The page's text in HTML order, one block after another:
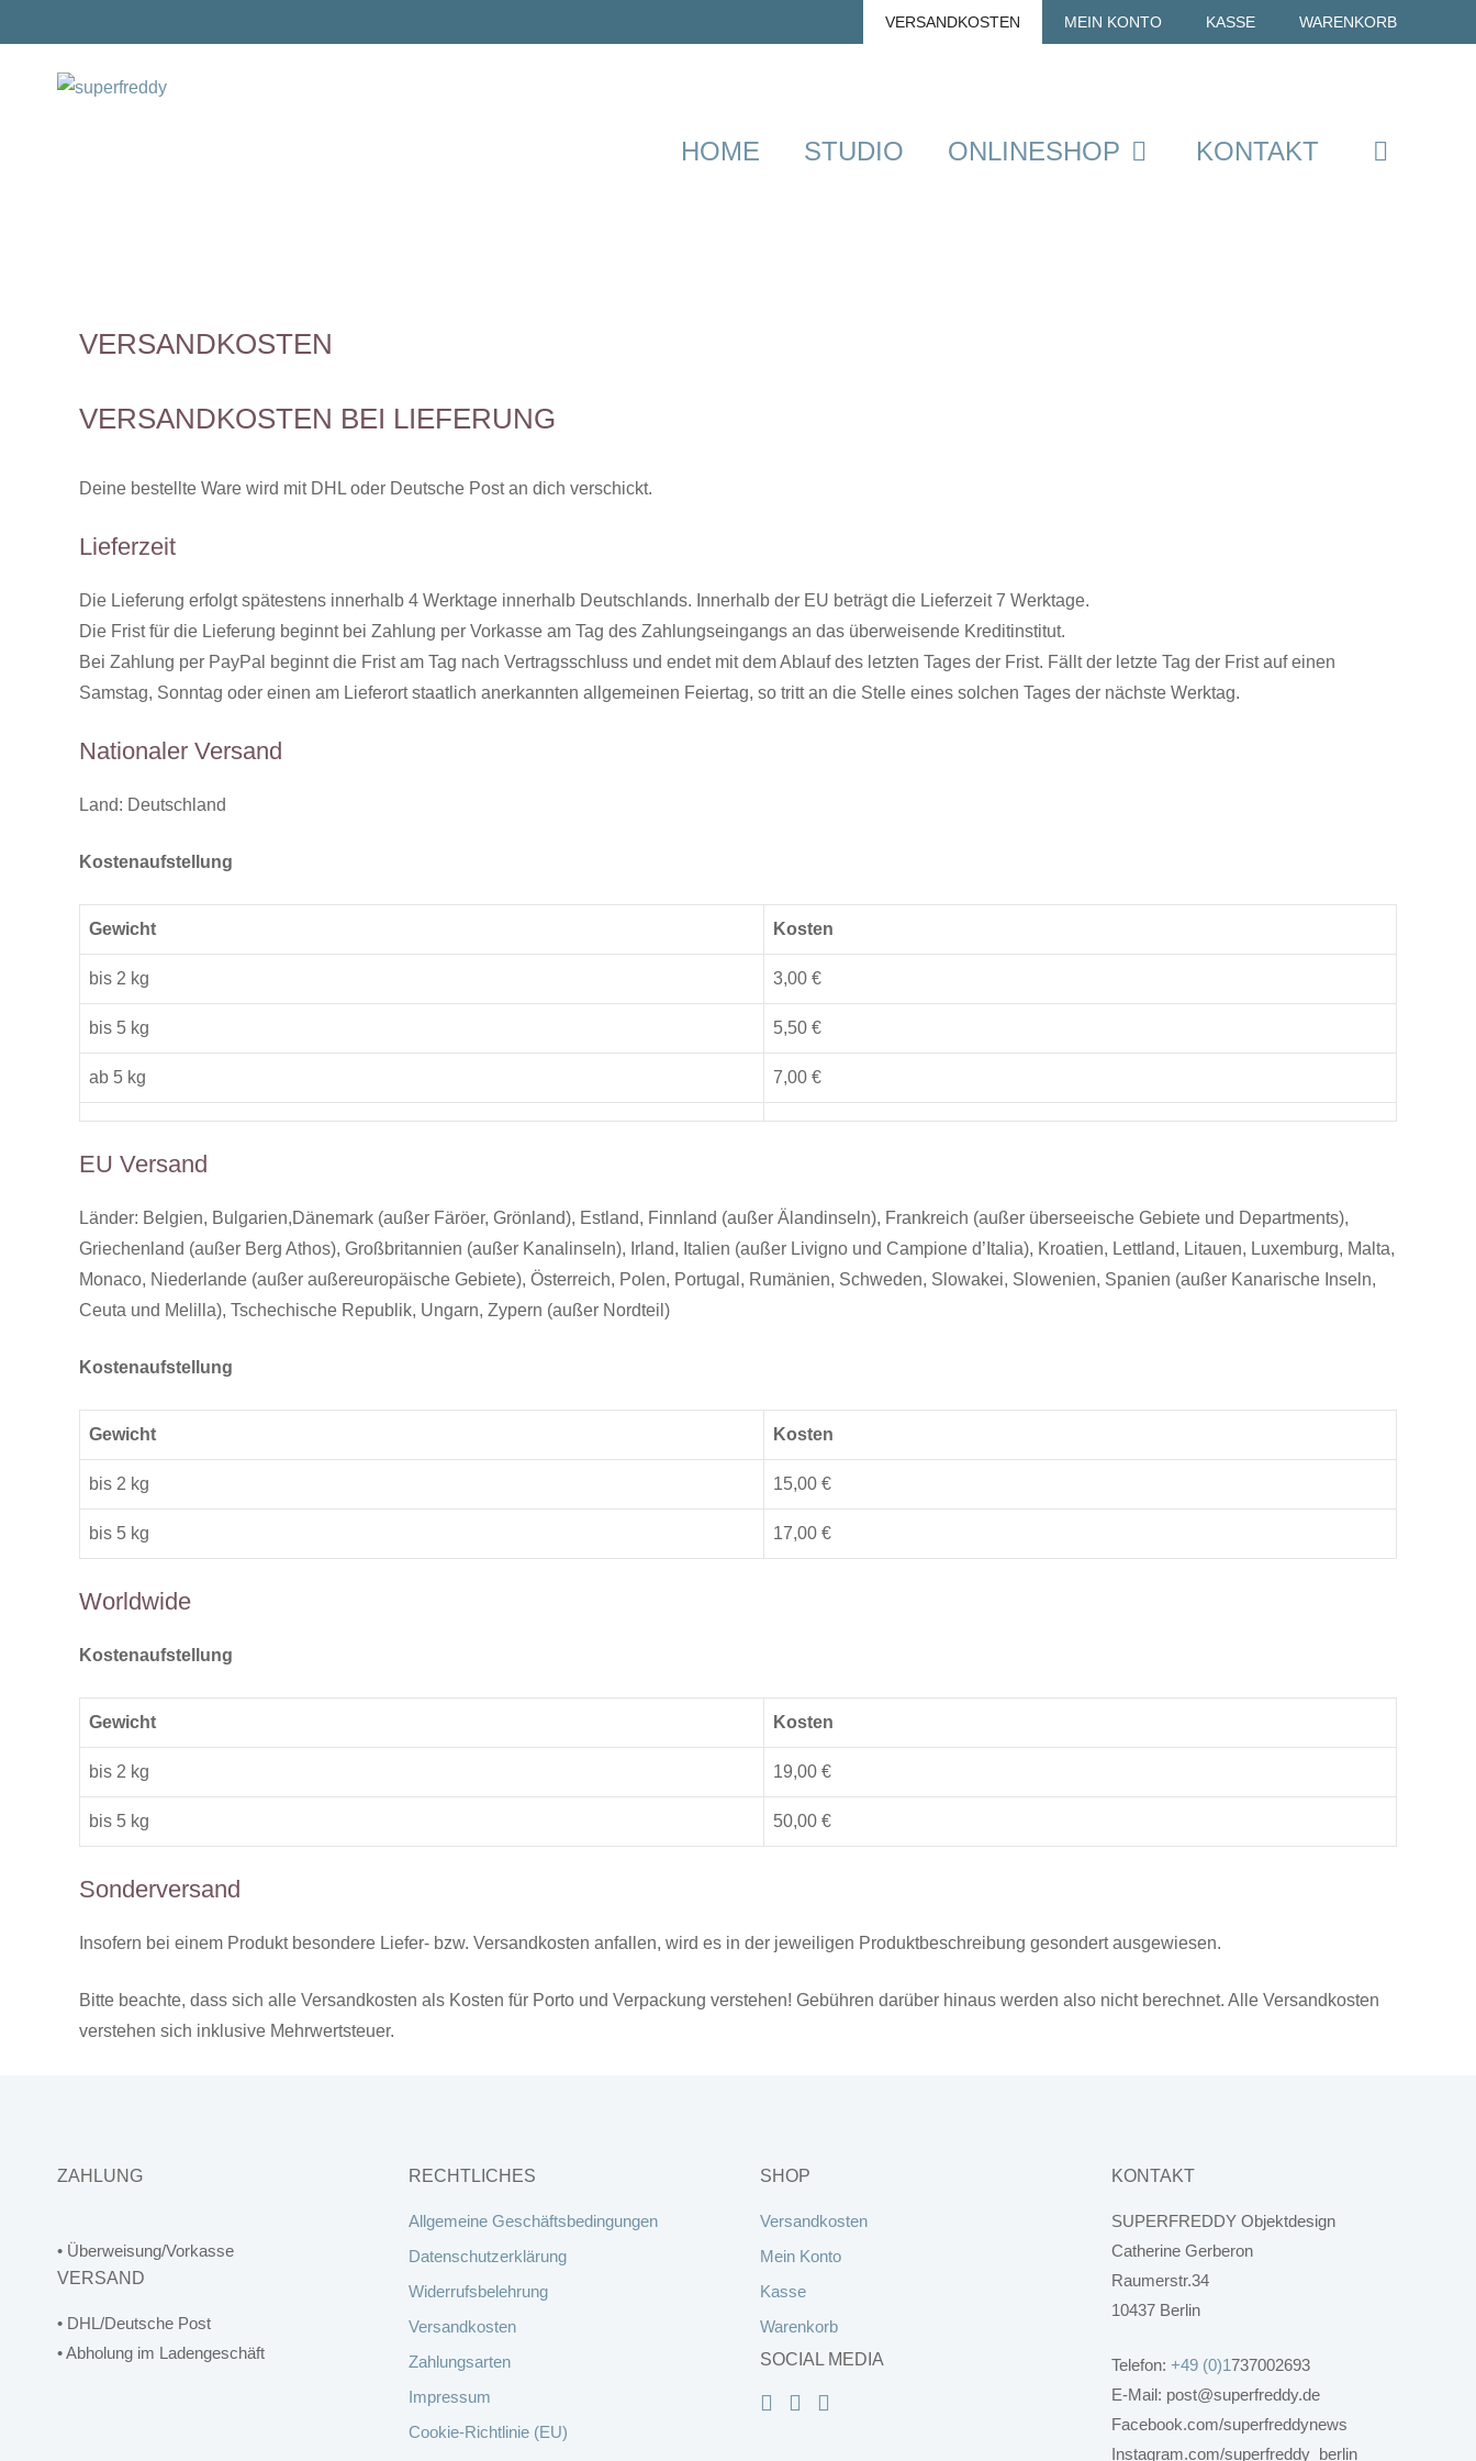
Inhalt
springen
VERSANDKOSTEN MEIN KONTO KASSE WARENKORB
HOME STUDIO ONLINESHOP KONTAKT
VERSANDKOSTEN
VERSANDKOSTEN BEI LIEFERUNG
Deine bestellte Ware wird mit DHL oder Deutsche Post an dich verschickt.
Lieferzeit
Die Lieferung erfolgt spätestens innerhalb 4 Werktage innerhalb Deutschlands. Innerhalb der EU beträgt die Lieferzeit 7 Werktage.
Die Frist für die Lieferung beginnt bei Zahlung per Vorkasse am Tag des Zahlungseingangs an das überweisende Kreditinstitut.
Bei Zahlung per PayPal beginnt die Frist am Tag nach Vertragsschluss und endet mit dem Ablauf des letzten Tages der Frist. Fällt der letzte Tag der Frist auf einen
Samstag, Sonntag oder einen am Lieferort staatlich anerkannten allgemeinen Feiertag, so tritt an die Stelle eines solchen Tages der nächste Werktag.
Nationaler Versand
Land: Deutschland
Kostenaufstellung
Gewicht Kosten
bis 2 kg 3,00 €
bis 5 kg 5,50 €
ab 5 kg 7,00 €
EU Versand
Länder: Belgien, Bulgarien,Dänemark (außer Färöer, Grönland), Estland, Finnland (außer Älandinseln), Frankreich (außer überseeische Gebiete und Departments),
Griechenland (außer Berg Athos), Großbritannien (außer Kanalinseln), Irland, Italien (außer Livigno und Campione d’Italia), Kroatien, Lettland, Litauen, Luxemburg, Malta,
Monaco, Niederlande (außer außereuropäische Gebiete), Österreich, Polen, Portugal, Rumänien, Schweden, Slowakei, Slowenien, Spanien (außer Kanarische Inseln,
Ceuta und Melilla), Tschechische Republik, Ungarn, Zypern (außer Nordteil)
Kostenaufstellung
Gewicht Kosten
bis 2 kg 15,00 €
bis 5 kg 17,00 €
Worldwide
Kostenaufstellung
Gewicht Kosten
bis 2 kg 19,00 €
bis 5 kg 50,00 €
Sonderversand
Insofern bei einem Produkt besondere Liefer- bzw. Versandkosten anfallen, wird es in der jeweiligen Produktbeschreibung gesondert ausgewiesen.
Bitte beachte, dass sich alle Versandkosten als Kosten für Porto und Verpackung verstehen! Gebühren darüber hinaus werden also nicht berechnet. Alle Versandkosten
verstehen sich inklusive Mehrwertsteuer.
ZAHLUNG
• Überweisung/Vorkasse
VERSAND
• DHL/Deutsche Post
• Abholung im Ladengeschäft
RECHTLICHES
Allgemeine Geschäftsbedingungen
Datenschutzerklärung
Widerrufsbelehrung
Versandkosten
Zahlungsarten
Impressum
Cookie-Richtlinie (EU)
SHOP
Versandkosten
Mein Konto
Kasse
Warenkorb
SOCIAL MEDIA
KONTAKT
SUPERFREDDY Objektdesign
Catherine Gerberon
Raumerstr.34
10437 Berlin
Telefon: +49 (0)1737002693
E-Mail: post@superfreddy.de
Facebook.com/superfreddynews
Instagram.com/superfreddy_berlin